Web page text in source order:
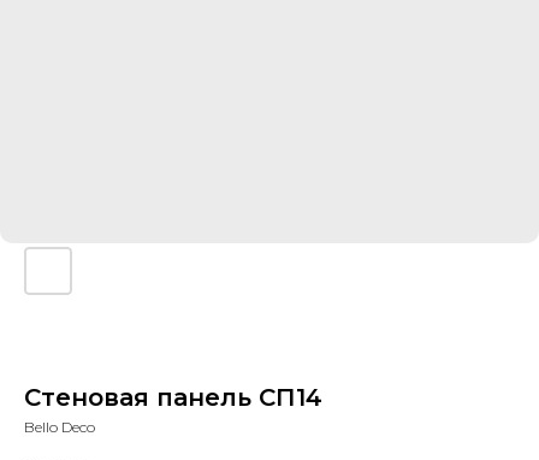
Стеновая панель СП14
Bello Deco